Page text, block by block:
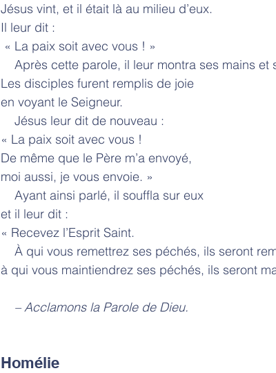
Jésus vint, et il était là au milieu d’eux.
Il leur dit :
« La paix soit avec vous ! »
Après cette parole, il leur montra ses mains
Les disciples furent remplis de joie
en voyant le Seigneur.
    Jésus leur dit de nouveau :
« La paix soit avec vous !
De même que le Père m’a envoyé,
moi aussi, je vous envoie. »
    Ayant ainsi parlé, il souffla sur eux
et il leur dit :
« Recevez l’Esprit Saint.
À qui vous remettrez ses péchés, ils seront
à qui vous maintiendrez ses péchés, ils seront
    – Acclamons la Parole de Dieu.
Homélie